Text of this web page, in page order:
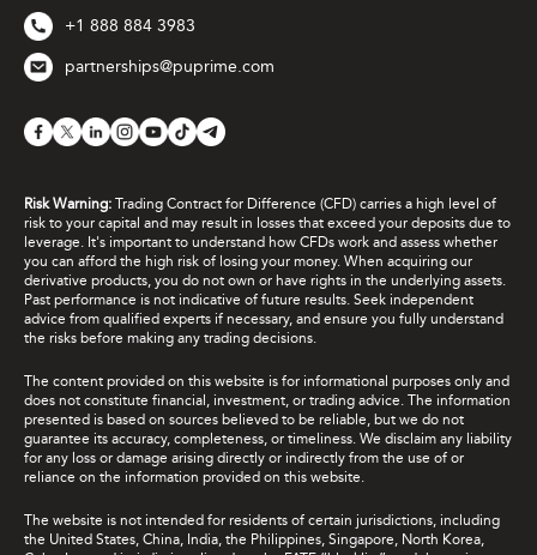
+1 888 884 3983
partnerships@puprime.com
Risk Warning: Trading Contract for Difference (CFD) carries a high level of
risk to your capital and may result in losses that exceed your deposits due to
leverage. It's important to understand how CFDs work and assess whether
you can afford the high risk of losing your money. When acquiring our
derivative products, you do not own or have rights in the underlying assets.
Past performance is not indicative of future results. Seek independent
advice from qualified experts if necessary, and ensure you fully understand
the risks before making any trading decisions.
The content provided on this website is for informational purposes only and
does not constitute financial, investment, or trading advice. The information
presented is based on sources believed to be reliable, but we do not
guarantee its accuracy, completeness, or timeliness. We disclaim any liability
for any loss or damage arising directly or indirectly from the use of or
reliance on the information provided on this website.
The website is not intended for residents of certain jurisdictions, including
the United States, China, India, the Philippines, Singapore, North Korea,